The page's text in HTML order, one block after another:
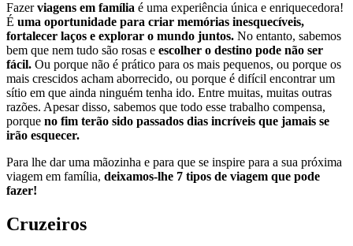
Fazerviagens em família é uma experiência única e enriquecedora!
É uma oportunidade para criar memórias inesquecíveis,
fortalecer laços e explorar o mundo juntos. No entanto, sabemos
bem que nem tudo são rosas e escolher o destino pode não ser
fácil. Ou porque não é prático para os mais pequenos, ou porque os
mais crescidos acham aborrecido, ou porque é difícil encontrar um
sítio em que ainda ninguém tenha ido. Entre muitas, muitas outras
razões. Apesar disso, sabemos que todo esse trabalho compensa,
porque no fim terão sido passados dias incríveis que jamais se
irão esquecer.
Para lhe dar uma mãozinha e para que se inspire para a sua próxima
viagem em família, deixamos-lhe 7 tipos de viagem que pode
fazer!
Cruzeiros